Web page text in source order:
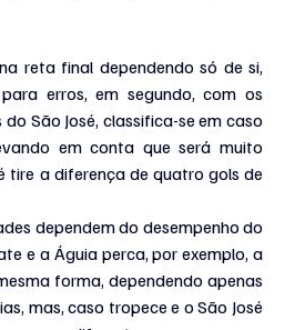
reta final dependendo só de si,
erros, em segundo, com os
São José, classifica-se em caso
em conta que será muito
tire a diferença de quatro gols de
dependem do desempenho do
e a Águia perca, por exemplo, a
forma, dependendo apenas
mas, caso tropece e o São José